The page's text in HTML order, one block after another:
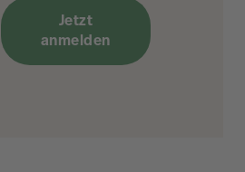
Jetzt
anmelden